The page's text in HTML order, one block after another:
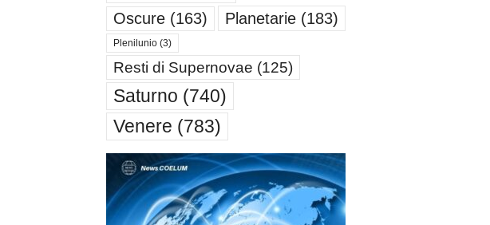
Oscure(163) Planetarie(183)
Plenilunio(3)
Resti di Supernovae (125)
Saturno (740)
Venere (783)